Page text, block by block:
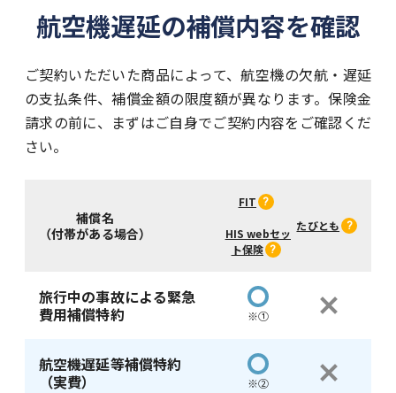
航空機遅延の補償内容を確認
ご契約いただいた商品によって、航空機の欠航・遅延
の支払条件、補償金額の限度額が異なります。保険金
請求の前に、まずはご自身でご契約内容をご確認くだ
さい。
補償名
（付帯がある場合）
FIT
HIS webセッ
ト保険
たびとも
旅行中の事故による緊急
費用補償特約
※①
航空機遅延等補償特約
（実費）
※②